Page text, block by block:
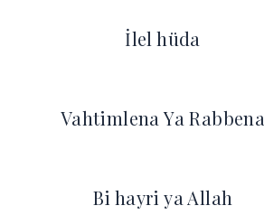
İlel hüda
Vahtimlena Ya Rabbena
Bi hayri ya Allah